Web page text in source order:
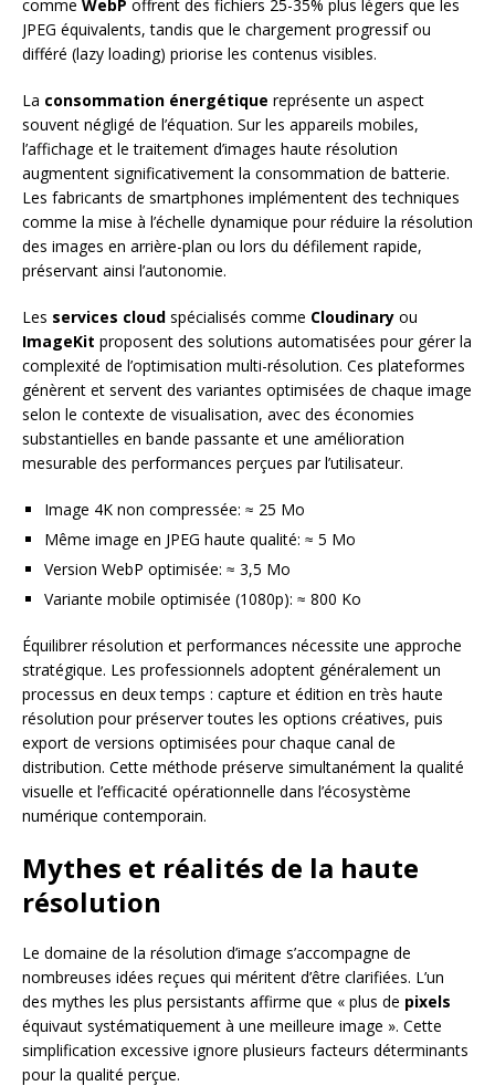
comme WebP offrent des fichiers 25-35% plus légers que les
JPEG équivalents, tandis que le chargement progressif ou
différé (lazy loading) priorise les contenus visibles.
La consommation énergétique représente un aspect
souvent négligé de l’équation. Sur les appareils mobiles,
l’affichage et le traitement d’images haute résolution
augmentent significativement la consommation de batterie.
Les fabricants de smartphones implémentent des techniques
comme la mise à l’échelle dynamique pour réduire la résolution
des images en arrière-plan ou lors du défilement rapide,
préservant ainsi l’autonomie.
Les services cloud spécialisés comme Cloudinary ou
ImageKit proposent des solutions automatisées pour gérer la
complexité de l’optimisation multi-résolution. Ces plateformes
génèrent et servent des variantes optimisées de chaque image
selon le contexte de visualisation, avec des économies
substantielles en bande passante et une amélioration
mesurable des performances perçues par l’utilisateur.
Image 4K non compressée: ≈ 25 Mo
Même image en JPEG haute qualité: ≈ 5 Mo
Version WebP optimisée: ≈ 3,5 Mo
Variante mobile optimisée (1080p): ≈ 800 Ko
Équilibrer résolution et performances nécessite une approche
stratégique. Les professionnels adoptent généralement un
processus en deux temps : capture et édition en très haute
résolution pour préserver toutes les options créatives, puis
export de versions optimisées pour chaque canal de
distribution. Cette méthode préserve simultanément la qualité
visuelle et l’efficacité opérationnelle dans l’écosystème
numérique contemporain.
Mythes et réalités de la haute
résolution
Le domaine de la résolution d’image s’accompagne de
nombreuses idées reçues qui méritent d’être clarifiées. L’un
des mythes les plus persistants affirme que « plus de pixels
équivaut systématiquement à une meilleure image ». Cette
simplification excessive ignore plusieurs facteurs déterminants
pour la qualité perçue.